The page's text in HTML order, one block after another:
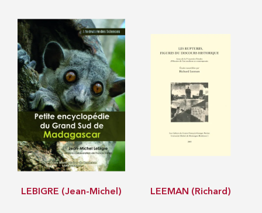
LEBIGRE (Jean-Michel) LEEMAN (Richard)